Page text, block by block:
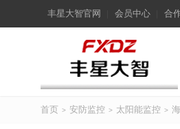
丰星大智官网 会员中心 合
首页 > 安防监控 > 太阳能监控 >